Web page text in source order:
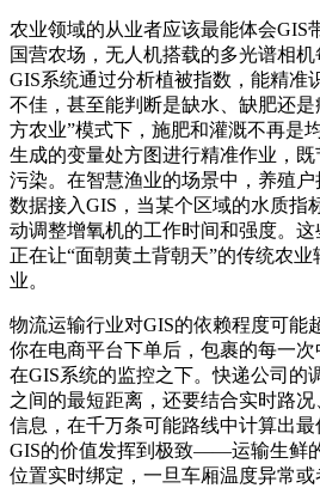
农业领域的从业者应该最能体会GIS
国营农场，无人机搭载的多光谱相机
GIS系统通过分析植被指数，能精准
不佳，甚至能判断是缺水、缺肥还
方农业”模式下，施肥和灌溉不再是
生成的变量处方图进行精准作业，
污染。在智慧渔业的场景中，养殖
数据接入GIS，当某个区域的水质指
动调整增氧机的工作时间和强度。这
正在让“面朝黄土背朝天”的传统农
业。
物流运输行业对GIS的依赖程度可能
你在电商平台下单后，包裹的每一
在GIS系统的监控之下。快递公司的
之间的最短距离，还要结合实时路
信息，在千万条可能路线中计算出
GIS的价值发挥到极致——运输生鲜
位置实时绑定，一旦车厢温度异常